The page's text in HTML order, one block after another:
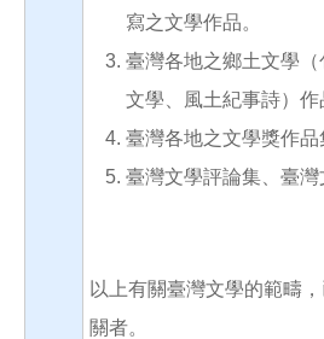
寫之文學作品。
臺灣各地之鄉土文學
文學、風土紀事詩）作
臺灣各地之文學獎作品
臺灣文學評論集、臺灣
以上有關臺灣文學的範疇
關者。